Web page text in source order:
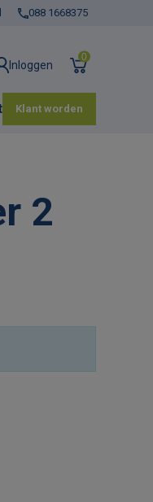
088 1668375
Inloggen
0
Klant worden
2